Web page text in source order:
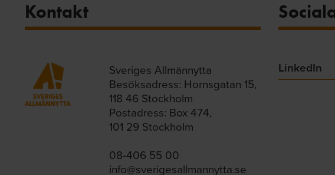
Kontakt
Sveriges Allmännytta
Besöksadress: Hornsgatan 15,
118 46 Stockholm
Postadress: Box 474,
101 29 Stockholm
08-406 55 00
info@sverigesallmannytta.se
LinkedIn